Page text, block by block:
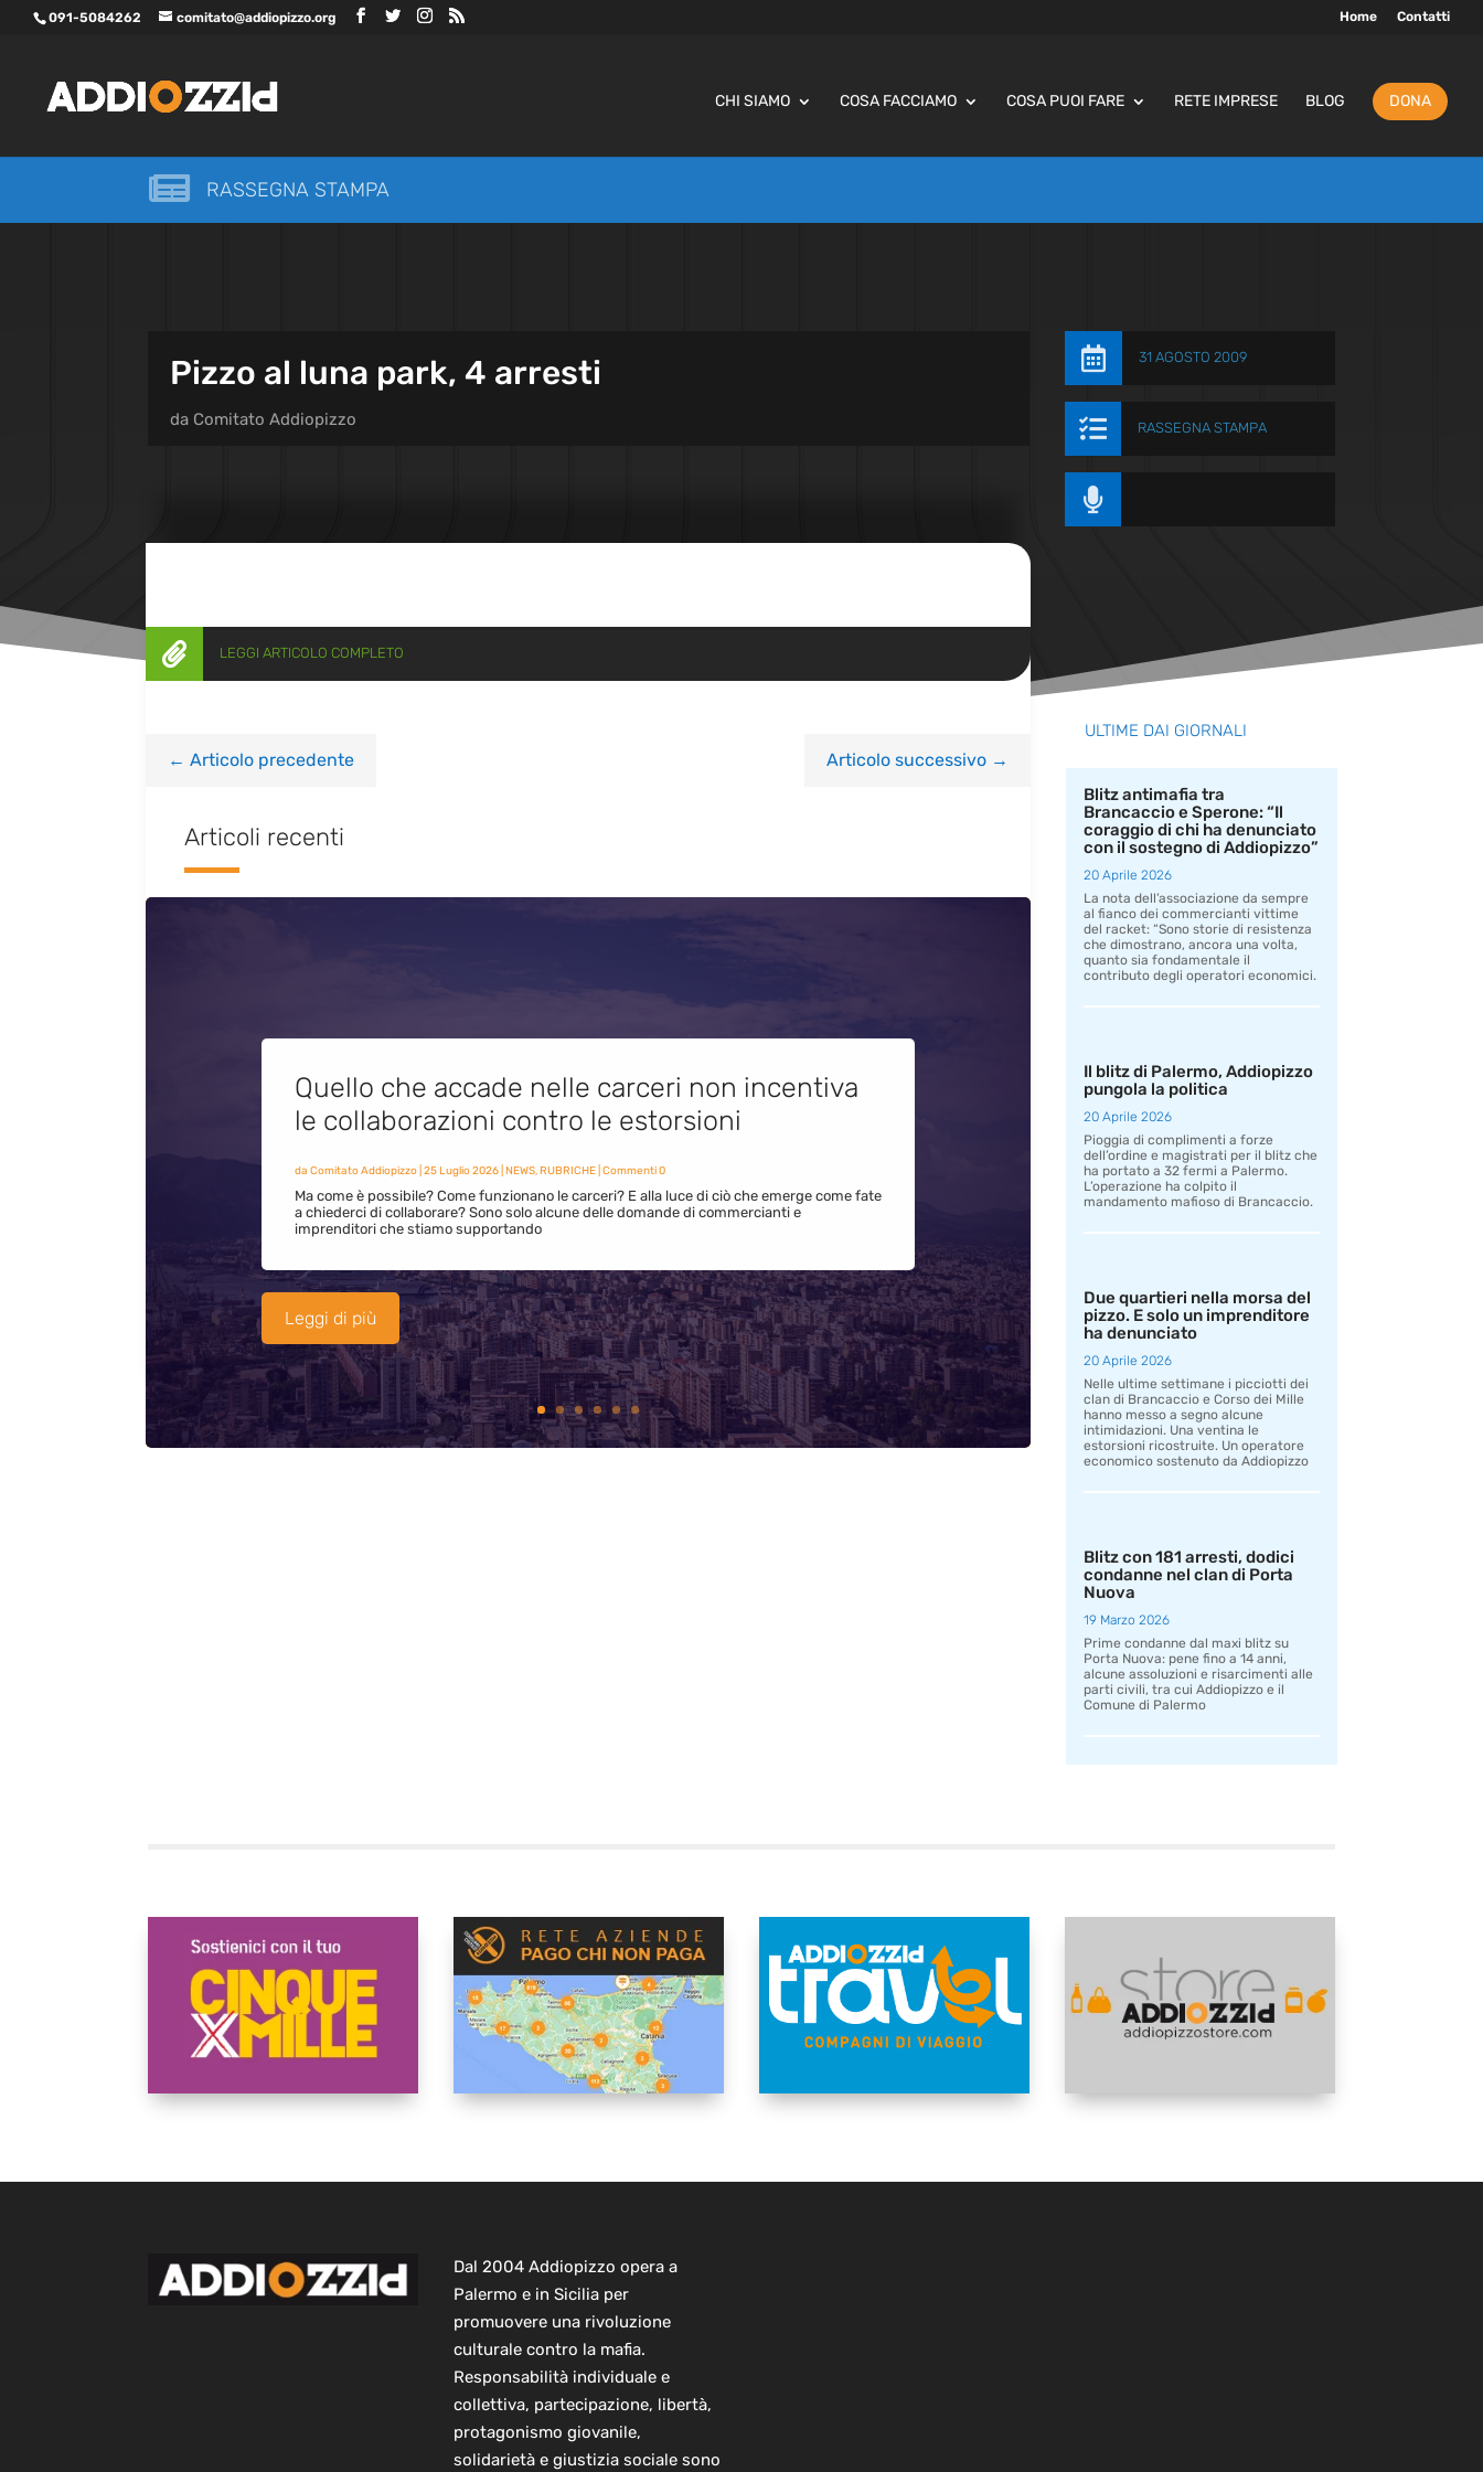
091-5084262 comitato@addiopizzo.org Home Contatti
CHI SIAMO COSA FACCIAMO COSA PUOI FARE RETE IMPRESE BLOG DONA
 RASSEGNA STAMPA
Pizzo al luna park, 4 arresti
da Comitato Addiopizzo
 31 AGOSTO 2009
 RASSEGNA STAMPA

 LEGGI ARTICOLO COMPLETO
← Articolo precedente Articolo successivo→
Articoli recenti
Quello che accade nelle carceri non incentiva
le collaborazioni contro le estorsioni
da Comitato Addiopizzo| 25 Luglio 2026| NEWS,RUBRICHE| Commenti 0
Ma come è possibile? Come funzionano le carceri? E alla luce di ciò che emerge come fate
a chiederci di collaborare? Sono solo alcune delle domande di commercianti e
imprenditori che stiamo supportando
Leggi di più
ULTIME DAI GIORNALI
Blitz antimafia tra
Brancaccio e Sperone: “Il
coraggio di chi ha denunciato
con il sostegno di Addiopizzo”
20 Aprile 2026
La nota dell’associazione da sempre
al fianco dei commercianti vittime
del racket: “Sono storie di resistenza
che dimostrano, ancora una volta,
quanto sia fondamentale il
contributo degli operatori economici.
Il blitz di Palermo, Addiopizzo
pungola la politica
20 Aprile 2026
Pioggia di complimenti a forze
dell’ordine e magistrati per il blitz che
ha portato a 32 fermi a Palermo.
L’operazione ha colpito il
mandamento mafioso di Brancaccio.
Due quartieri nella morsa del
pizzo. E solo un imprenditore
ha denunciato
20 Aprile 2026
Nelle ultime settimane i picciotti dei
clan di Brancaccio e Corso dei Mille
hanno messo a segno alcune
intimidazioni. Una ventina le
estorsioni ricostruite. Un operatore
economico sostenuto da Addiopizzo
Blitz con 181 arresti, dodici
condanne nel clan di Porta
Nuova
19 Marzo 2026
Prime condanne dal maxi blitz su
Porta Nuova: pene fino a 14 anni,
alcune assoluzioni e risarcimenti alle
parti civili, tra cui Addiopizzo e il
Comune di Palermo
Dal 2004 Addiopizzo opera a
Palermo e in Sicilia per
promuovere una rivoluzione
culturale contro la mafia.
Responsabilità individuale e
collettiva, partecipazione, libertà,
protagonismo giovanile,
solidarietà e giustizia sociale sono